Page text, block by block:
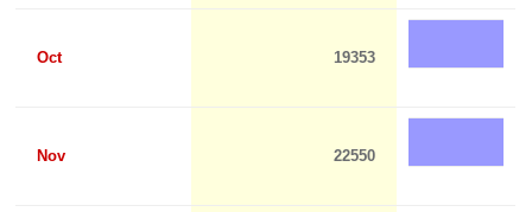
Oct 19353
Nov 22550